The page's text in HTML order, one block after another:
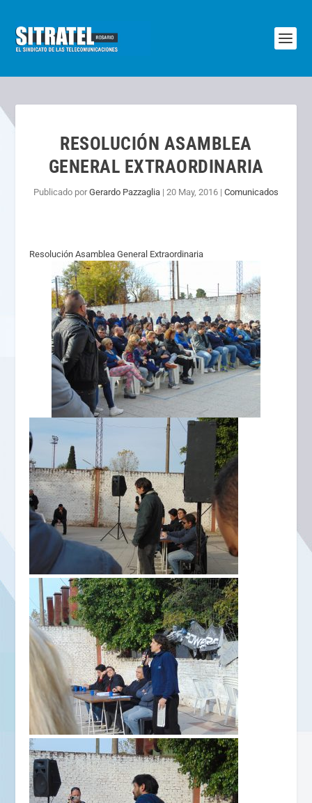
RESOLUCIÓN ASAMBLEA
GENERAL EXTRAORDINARIA
Publicado porGerardo Pazzaglia | 20 May, 2016 | Comunicados
Resolución Asamblea General Extraordinaria